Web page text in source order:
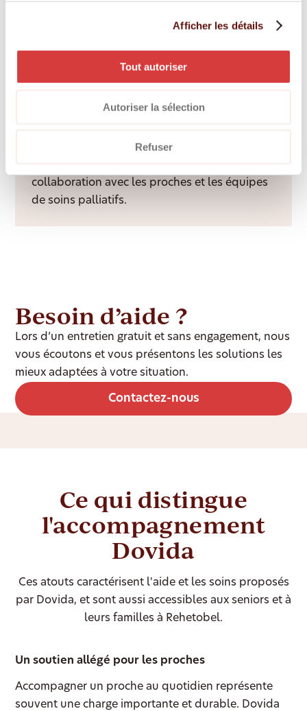
Afficher les détails
Tout autoriser
Autoriser la sélection
Refuser
rémunération équitable, d’une formation et
Un accompagnement bienveillant et digne
collaboration avec les proches et les équipes
de soins palliatifs.
Besoin d’aide ?
Lors d’un entretien gratuit et sans engagement, nous
vous écoutons et vous présentons les solutions les
mieux adaptées à votre situation.
Contactez-nous
Ce qui distingue
l'accompagnement
Dovida
Ces atouts caractérisent l'aide et les soins proposés
par Dovida, et sont aussi accessibles aux seniors et à
leurs familles à Rehetobel.
Un soutien allégé pour les proches
Accompagner un proche au quotidien représente
souvent une charge importante et durable. Dovida